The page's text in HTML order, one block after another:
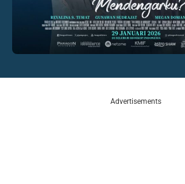
Advertisements